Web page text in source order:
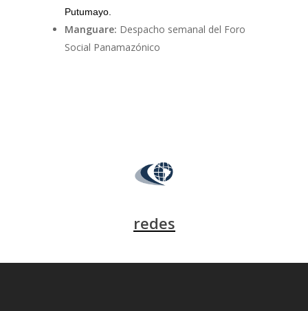
Putumayo.
Manguare: Despacho semanal del Foro
Social Panamazónico
redes